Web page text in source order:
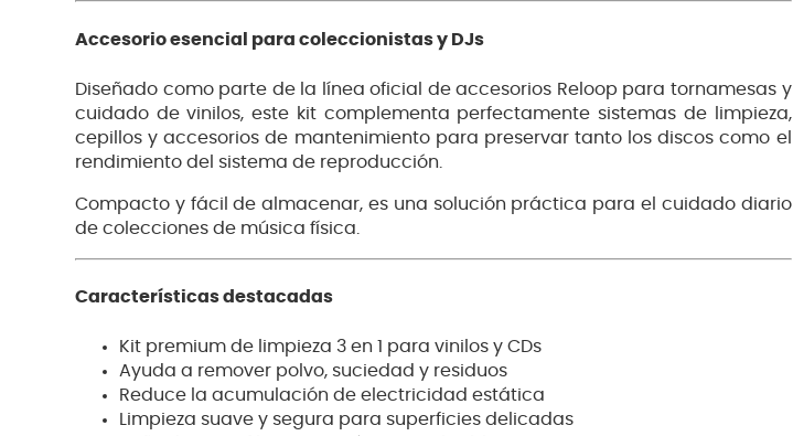
Accesorio esencial para coleccionistas y DJs
Diseñado como parte de la línea oficial de accesorios Reloop para tornamesas y
cuidado de vinilos, este kit complementa perfectamente sistemas de limpieza,
cepillos y accesorios de mantenimiento para preservar tanto los discos como el
rendimiento del sistema de reproducción.
Compacto y fácil de almacenar, es una solución práctica para el cuidado diario
de colecciones de música física.
Características destacadas
Kit premium de limpieza 3 en 1 para vinilos y CDs
Ayuda a remover polvo, suciedad y residuos
Reduce la acumulación de electricidad estática
Limpieza suave y segura para superficies delicadas